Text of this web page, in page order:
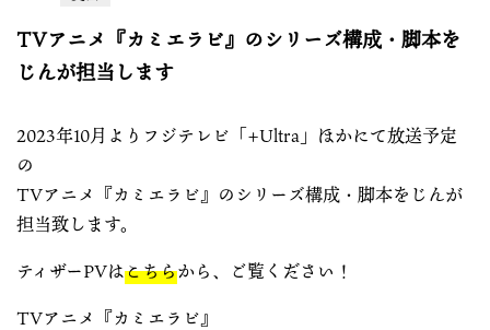
TVアニメ『カミエラビ』のシリーズ構成・脚本を
じんが担当します
2023年10月よりフジテレビ「+Ultra」ほかにて放送予定
の
TVアニメ『カミエラビ』のシリーズ構成・脚本をじんが
担当致します。
ティザーPVはこちらから、ご覧ください！
TVアニメ『カミエラビ』